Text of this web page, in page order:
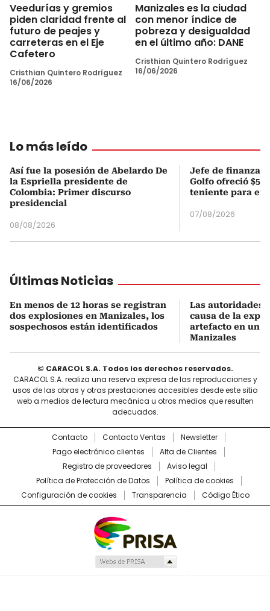
Veedurías y gremios
piden claridad frente al
futuro de peajes y
carreteras en el Eje
Cafetero
Cristhian Quintero Rodríguez
16/06/2026
Manizales es la ciudad
con menor índice de
pobreza y desigualdad
en el último año: DANE
Cristhian Quintero Rodríguez
16/06/2026
Lo más leído
Así fue la posesión de Abelardo De
la Espriella presidente de
Colombia: Primer discurso
presidencial
08/08/2026
Jefe de finanzas
Golfo ofreció
teniente para
07/08/2026
Últimas Noticias
En menos de 12 horas se registran
dos explosiones en Manizales, los
sospechosos están identificados
Las autoridades
causa de la
artefacto en un
Manizales
© CARACOL S.A. Todos los derechos reservados.
CARACOL S.A. realiza una reserva expresa de las reproducciones y
usos de las obras y otras prestaciones accesibles desde este sitio
web a medios de lectura mecánica u otros medios que resulten
adecuados.
Contacto Contacto Ventas
Newsletter
Pago electrónico clientes
Alta de Clientes
Registro de proveedores
Aviso legal
Política de Protección de Datos
Política de cookies
Configuración de cookies
Transparencia Código Ético